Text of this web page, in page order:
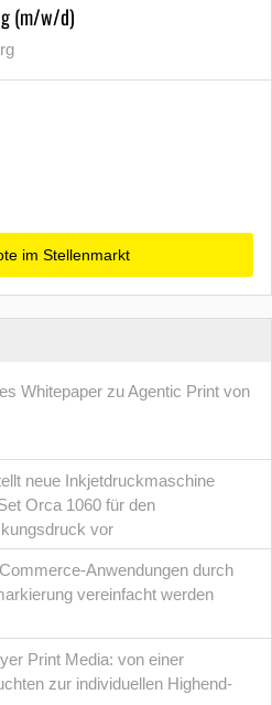
(m/w/d)
im Stellenmarkt
Whitepaper zu Agentic Print von
neue Inkjetdruckmaschine
Orca 1060 für den
vor
Anwendungen durch
vereinfacht werden
Print Media: von einer
zur individuellen Highend-